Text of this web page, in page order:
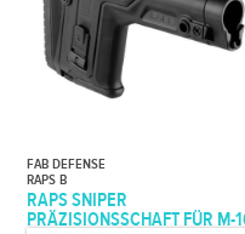
FAB DEFENSE
RAPS B
RAPS SNIPER
PRÄZISIONSSCHAFT FÜR M-